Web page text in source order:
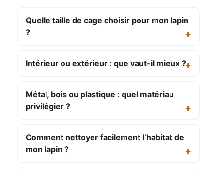
Quelle taille de cage choisir pour mon lapin
?
Intérieur ou extérieur : que vaut-il mieux ?
Métal, bois ou plastique : quel matériau
privilégier ?
Comment nettoyer facilement l’habitat de
mon lapin ?